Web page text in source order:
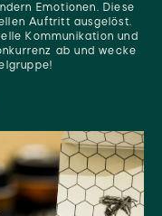
Emotionen. Diese
Auftritt ausgelöst.
Kommunikation und
ab und wecke